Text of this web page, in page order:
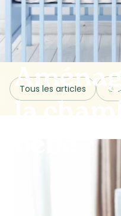
Tous les articles